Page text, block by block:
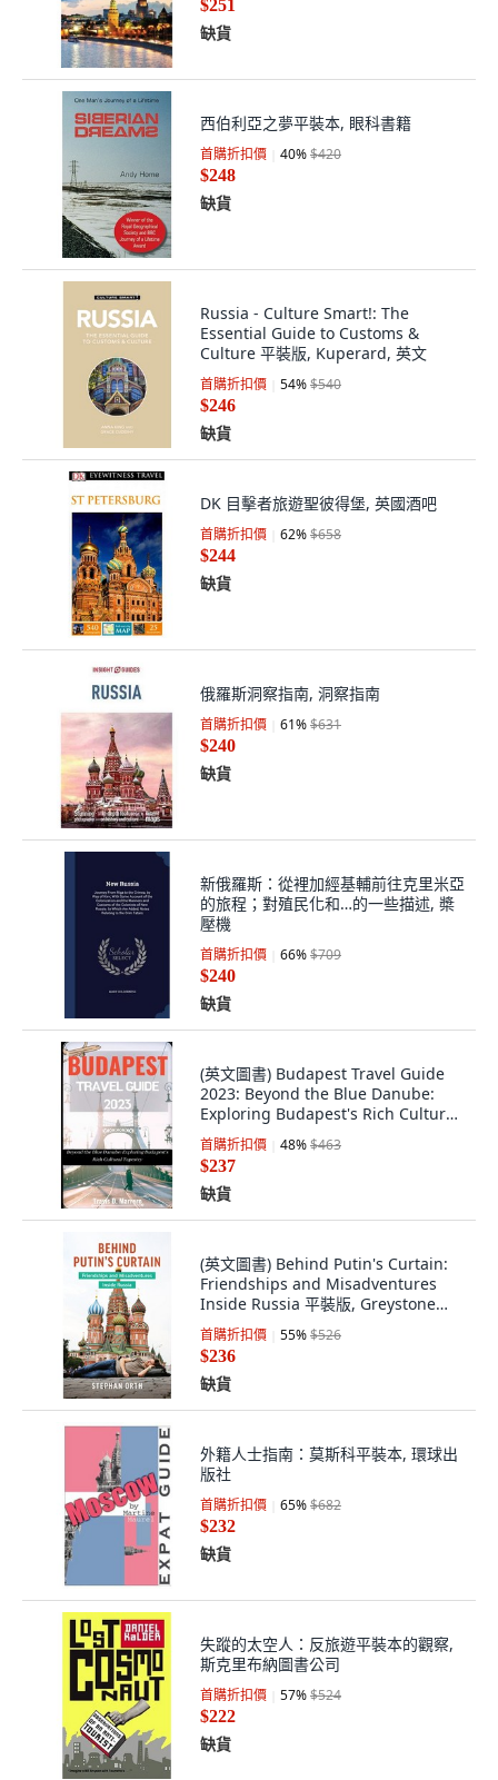
$251
缺貨
西伯利亞之夢平裝本, 眼科書籍
首購折扣價 40%$420
$248
缺貨
Russia - Culture Smart!: The
Essential Guide to Customs &
Culture 平裝版, Kuperard, 英文
首購折扣價 54%$540
$246
缺貨
DK 目擊者旅遊聖彼得堡, 英國酒吧
首購折扣價 62%$658
$244
缺貨
俄羅斯洞察指南, 洞察指南
首購折扣價 61%$631
$240
缺貨
新俄羅斯：從裡加經基輔前往克里米亞
的旅程；對殖民化和…的一些描述, 槳
壓機
首購折扣價 66%$709
$240
缺貨
(英文圖書) Budapest Travel Guide
2023: Beyond the Blue Danube:
Exploring Budapest's Rich Cultural
Tapestry 平裝版, Independently
Published, 英文
首購折扣價 48%$463
$237
缺貨
(英文圖書) Behind Putin's Curtain:
Friendships and Misadventures
Inside Russia 平裝版, Greystone
Books, 英文
首購折扣價 55%$526
$236
缺貨
外籍人士指南：莫斯科平裝本, 環球出
版社
首購折扣價 65%$682
$232
缺貨
失蹤的太空人：反旅遊平裝本的觀察,
斯克里布納圖書公司
首購折扣價 57%$524
$222
缺貨